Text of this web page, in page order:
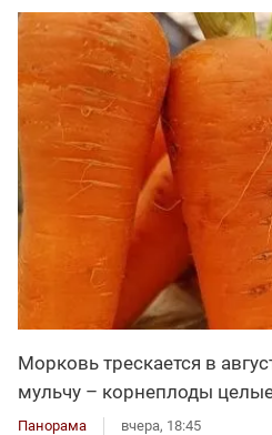
Морковь трескается в
мульчу – корнеплоды
Панорама вчера, 18:45